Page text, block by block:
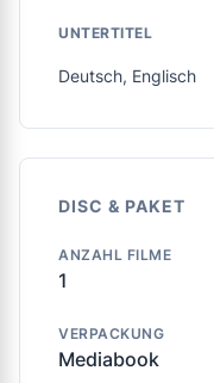
UNTERTITEL
Deutsch, Englisch
DISC & PAKET
ANZAHL FILME
1
VERPACKUNG
Mediabook